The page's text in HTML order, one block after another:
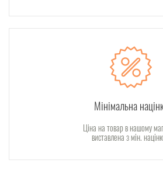
Мінімальна
Ціна на товар в нашому
виставлена з мін.